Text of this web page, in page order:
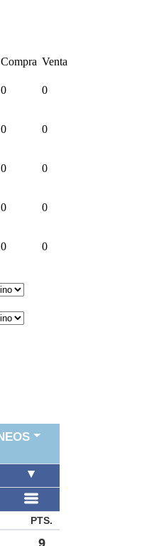
Compra Venta
0 0
0 0
0 0
0 0
0 0